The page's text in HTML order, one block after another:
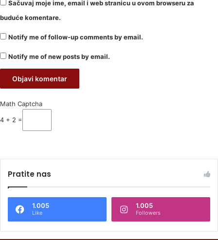
Sačuvaj moje ime, email i web stranicu u ovom browseru za
buduće komentare.
Notify me of follow-up comments by email.
Notify me of new posts by email.
Math Captcha
4 + 2 =
Pratite nas
1.005
Like
1.005
Followers